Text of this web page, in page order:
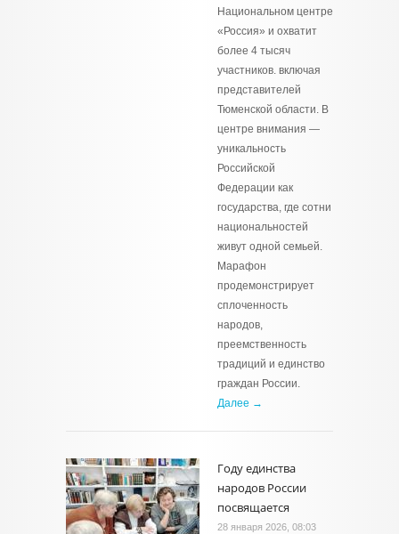
Национальном центре
«Россия» и охватит
более 4 тысяч
участников. включая
представителей
Тюменской области. В
центре внимания —
уникальность
Российской
Федерации как
государства, где сотни
национальностей
живут одной семьей.
Марафон
продемонстрирует
сплоченность
народов,
преемственность
традиций и единство
граждан России.
Далее →
Году единства
народов России
посвящается
28 января 2026, 08:03